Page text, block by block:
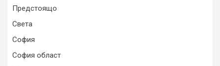
Предстоящо
Света
София
София област